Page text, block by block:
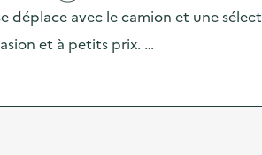
déplace avec le camion et une
et à petits prix. …